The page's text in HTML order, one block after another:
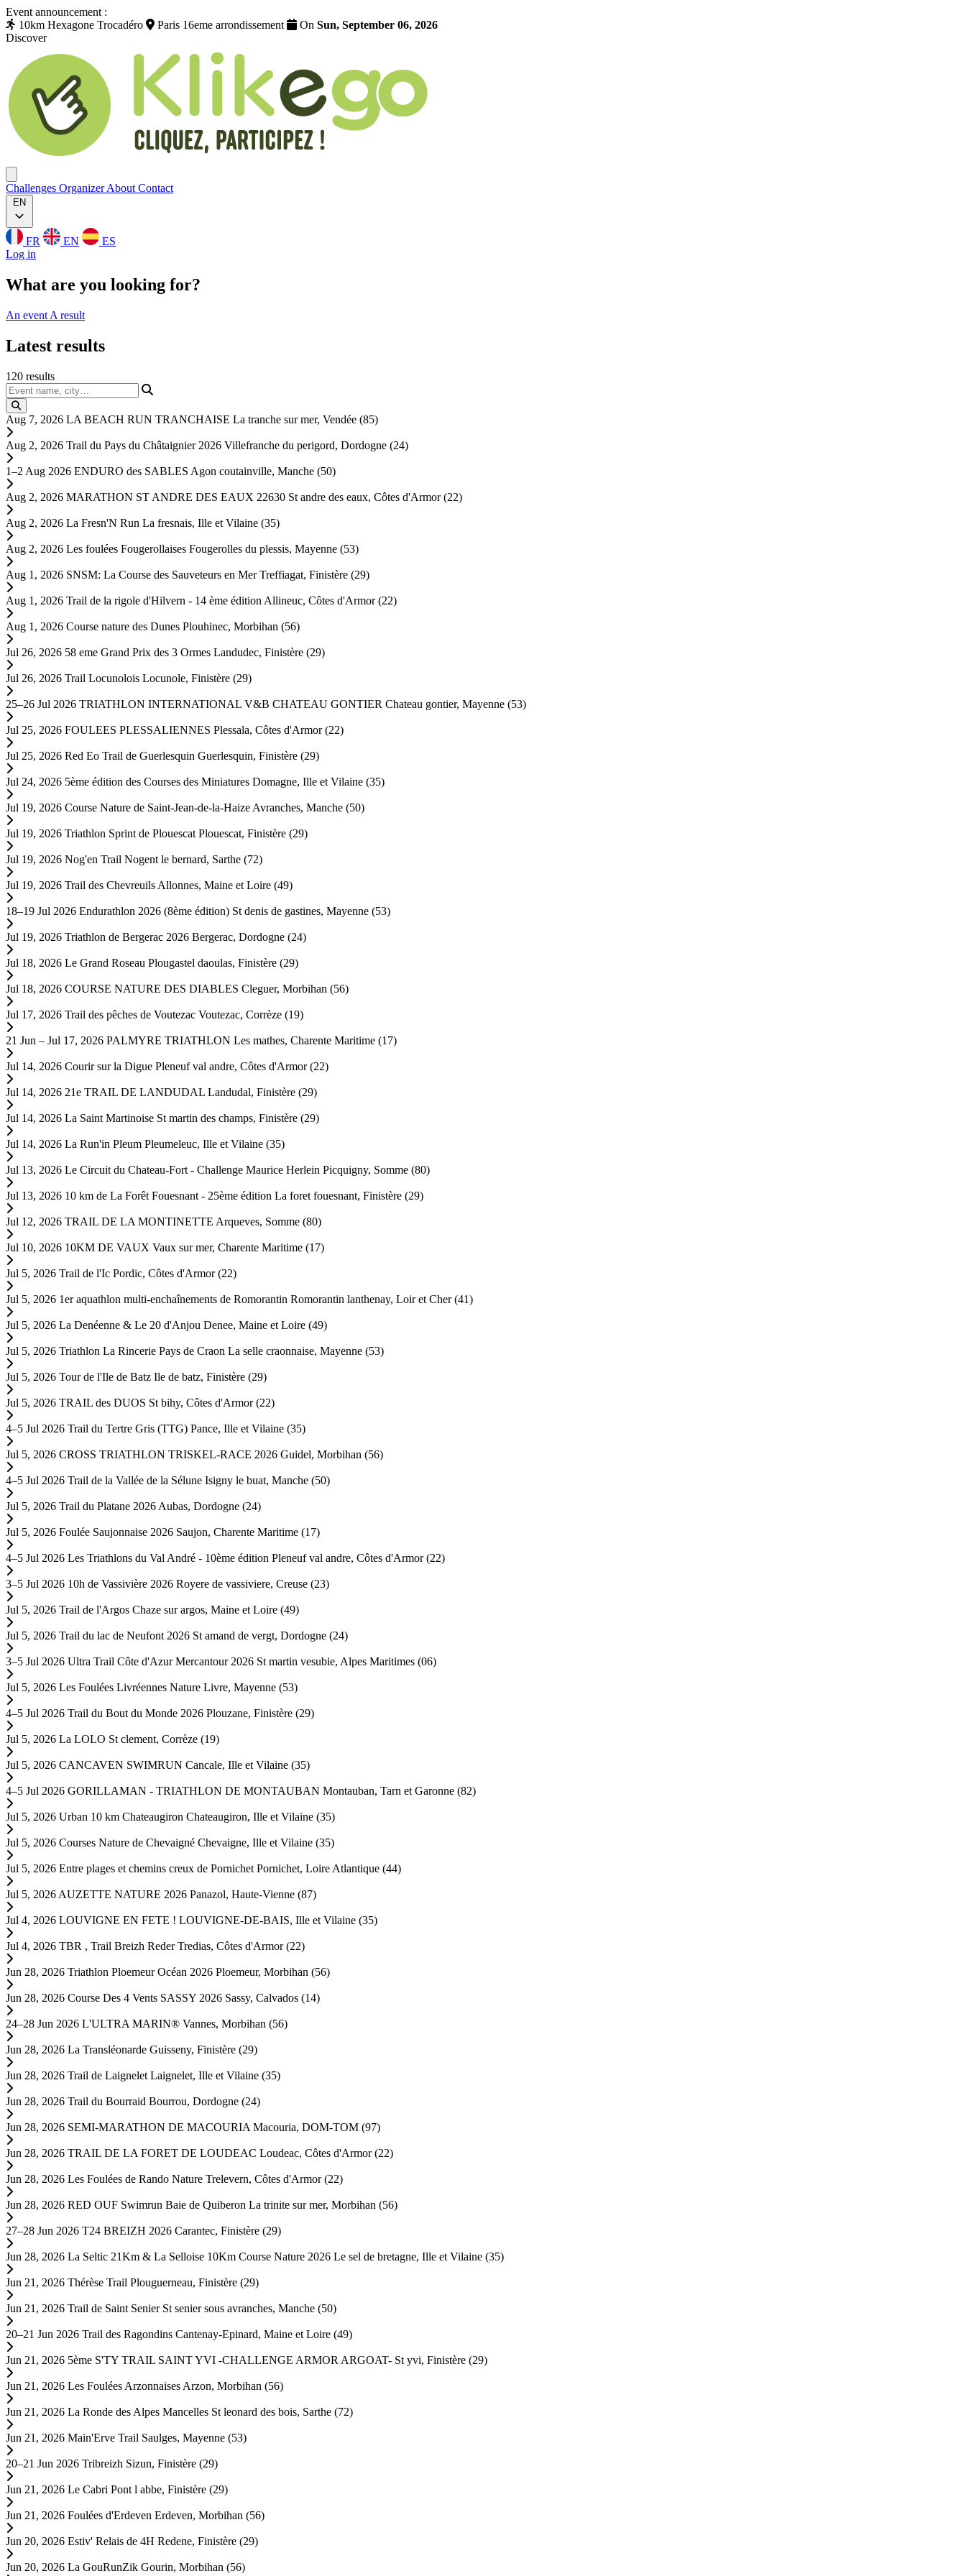
Event announcement :
10km Hexagone Trocadéro
Paris 16eme arrondissement On Sun, September 06, 2026
Discover
Challenges OrganizerAbout Contact
EN
FR EN
ES
Log in
What are you looking for?
An event A result
Latest results
120 results
Event name, city…
Aug 7, 2026 LA BEACH RUN TRANCHAISE La tranche sur mer, Vendée (85)
Aug 2, 2026 Trail du Pays du Châtaignier 2026 Villefranche du perigord, Dordogne (24)
1–2 Aug 2026 ENDURO des SABLES Agon coutainville, Manche (50)
Aug 2, 2026 MARATHON ST ANDRE DES EAUX 22630 St andre des eaux, Côtes d'Armor (22)
Aug 2, 2026 La Fresn'N Run La fresnais, Ille et Vilaine (35)
Aug 2, 2026 Les foulées Fougerollaises Fougerolles du plessis, Mayenne (53)
Aug 1, 2026 SNSM: La Course des Sauveteurs en MerTreffiagat, Finistère (29)
Aug 1, 2026 Trail de la rigole d'Hilvern - 14 ème édition Allineuc, Côtes d'Armor (22)
Aug 1, 2026 Course nature des Dunes Plouhinec, Morbihan (56)
Jul 26, 2026 58 eme Grand Prix des 3 Ormes Landudec, Finistère (29)
Jul 26, 2026 Trail Locunolois Locunole, Finistère (29)
25–26 Jul 2026 TRIATHLON INTERNATIONAL V&B CHATEAU GONTIER Chateau gontier, Mayenne (53)
Jul 25, 2026 FOULEES PLESSALIENNES Plessala, Côtes d'Armor (22)
Jul 25, 2026 Red Eo Trail de Guerlesquin Guerlesquin, Finistère (29)
Jul 24, 2026 5ème édition des Courses des Miniatures Domagne, Ille et Vilaine (35)
Jul 19, 2026 Course Nature de Saint-Jean-de-la-Haize Avranches, Manche (50)
Jul 19, 2026 Triathlon Sprint de Plouescat Plouescat, Finistère (29)
Jul 19, 2026 Nog'en Trail Nogent le bernard, Sarthe (72)
Jul 19, 2026 Trail des Chevreuils Allonnes, Maine et Loire (49)
18–19 Jul 2026 Endurathlon 2026 (8ème édition) St denis de gastines, Mayenne (53)
Jul 19, 2026 Triathlon de Bergerac 2026 Bergerac, Dordogne (24)
Jul 18, 2026 Le Grand Roseau Plougastel daoulas, Finistère (29)
Jul 18, 2026 COURSE NATURE DES DIABLES Cleguer, Morbihan (56)
Jul 17, 2026 Trail des pêches de Voutezac Voutezac, Corrèze (19)
21 Jun – Jul 17, 2026 PALMYRE TRIATHLON Les mathes, Charente Maritime (17)
Jul 14, 2026 Courir sur la Digue Pleneuf val andre, Côtes d'Armor (22)
Jul 14, 2026 21e TRAIL DE LANDUDAL Landudal, Finistère (29)
Jul 14, 2026 La Saint Martinoise St martin des champs, Finistère (29)
Jul 14, 2026 La Run'in Pleum Pleumeleuc, Ille et Vilaine (35)
Jul 13, 2026 Le Circuit du Chateau-Fort - Challenge Maurice Herlein Picquigny, Somme (80)
Jul 13, 2026 10 km de La Forêt Fouesnant - 25ème édition La foret fouesnant, Finistère (29)
Jul 12, 2026 TRAIL DE LA MONTINETTE Arqueves, Somme (80)
Jul 10, 2026 10KM DE VAUX Vaux sur mer, Charente Maritime (17)
Jul 5, 2026 Trail de l'Ic Pordic, Côtes d'Armor (22)
Jul 5, 2026 1er aquathlon multi-enchaînements de Romorantin Romorantin lanthenay, Loir et Cher (41)
Jul 5, 2026 La Denéenne & Le 20 d'Anjou Denee, Maine et Loire (49)
Jul 5, 2026 Triathlon La Rincerie Pays de Craon La selle craonnaise, Mayenne (53)
Jul 5, 2026 Tour de l'Ile de Batz Ile de batz, Finistère (29)
Jul 5, 2026 TRAIL des DUOS St bihy, Côtes d'Armor (22)
4–5 Jul 2026 Trail du Tertre Gris (TTG) Pance, Ille et Vilaine (35)
Jul 5, 2026 CROSS TRIATHLON TRISKEL-RACE 2026 Guidel, Morbihan (56)
4–5 Jul 2026 Trail de la Vallée de la Sélune Isigny le buat, Manche (50)
Jul 5, 2026 Trail du Platane 2026 Aubas, Dordogne (24)
Jul 5, 2026 Foulée Saujonnaise 2026 Saujon, Charente Maritime (17)
4–5 Jul 2026 Les Triathlons du Val André - 10ème édition Pleneuf val andre, Côtes d'Armor (22)
3–5 Jul 2026 10h de Vassivière 2026 Royere de vassiviere, Creuse (23)
Jul 5, 2026 Trail de l'Argos Chaze sur argos, Maine et Loire (49)
Jul 5, 2026 Trail du lac de Neufont 2026 St amand de vergt, Dordogne (24)
3–5 Jul 2026 Ultra Trail Côte d'Azur Mercantour 2026 St martin vesubie, Alpes Maritimes (06)
Jul 5, 2026 Les Foulées Livréennes Nature Livre, Mayenne (53)
4–5 Jul 2026 Trail du Bout du Monde 2026 Plouzane, Finistère (29)
Jul 5, 2026 La LOLO St clement, Corrèze (19)
Jul 5, 2026 CANCAVEN SWIMRUN Cancale, Ille et Vilaine (35)
4–5 Jul 2026 GORILLAMAN - TRIATHLON DE MONTAUBAN Montauban, Tarn et Garonne (82)
Jul 5, 2026 Urban 10 km Chateaugiron Chateaugiron, Ille et Vilaine (35)
Jul 5, 2026 Courses Nature de Chevaigné Chevaigne, Ille et Vilaine (35)
Jul 5, 2026 Entre plages et chemins creux de Pornichet Pornichet, Loire Atlantique (44)
Jul 5, 2026 AUZETTE NATURE 2026 Panazol, Haute-Vienne (87)
Jul 4, 2026 LOUVIGNE EN FETE ! LOUVIGNE-DE-BAIS, Ille et Vilaine (35)
Jul 4, 2026 TBR , Trail Breizh RederTredias, Côtes d'Armor (22)
Jun 28, 2026 Triathlon Ploemeur Océan 2026 Ploemeur, Morbihan (56)
Jun 28, 2026 Course Des 4 Vents SASSY 2026 Sassy, Calvados (14)
24–28 Jun 2026 L'ULTRA MARIN® Vannes, Morbihan (56)
Jun 28, 2026 La Transléonarde Guisseny, Finistère (29)
Jun 28, 2026 Trail de Laignelet Laignelet, Ille et Vilaine (35)
Jun 28, 2026 Trail du Bourraid Bourrou, Dordogne (24)
Jun 28, 2026 SEMI-MARATHON DE MACOURIA Macouria, DOM-TOM (97)
Jun 28, 2026 TRAIL DE LA FORET DE LOUDEAC Loudeac, Côtes d'Armor (22)
Jun 28, 2026 Les Foulées de Rando Nature Trelevern, Côtes d'Armor (22)
Jun 28, 2026 RED OUF Swimrun Baie de Quiberon La trinite sur mer, Morbihan (56)
27–28 Jun 2026 T24 BREIZH 2026 Carantec, Finistère (29)
Jun 28, 2026 La Seltic 21Km & La Selloise 10Km Course Nature 2026 Le sel de bretagne, Ille et Vilaine (35)
Jun 21, 2026 Thérèse Trail Plouguerneau, Finistère (29)
Jun 21, 2026 Trail de Saint Senier St senier sous avranches, Manche (50)
20–21 Jun 2026 Trail des Ragondins Cantenay-Epinard, Maine et Loire (49)
Jun 21, 2026 5ème S'TY TRAIL SAINT YVI -CHALLENGE ARMOR ARGOAT- St yvi, Finistère (29)
Jun 21, 2026 Les Foulées Arzonnaises Arzon, Morbihan (56)
Jun 21, 2026 La Ronde des Alpes Mancelles St leonard des bois, Sarthe (72)
Jun 21, 2026 Main'Erve Trail Saulges, Mayenne (53)
20–21 Jun 2026 Tribreizh Sizun, Finistère (29)
Jun 21, 2026 Le Cabri Pont l abbe, Finistère (29)
Jun 21, 2026 Foulées d'Erdeven Erdeven, Morbihan (56)
Jun 20, 2026 Estiv' Relais de 4H Redene, Finistère (29)
Jun 20, 2026 La GouRunZik Gourin, Morbihan (56)